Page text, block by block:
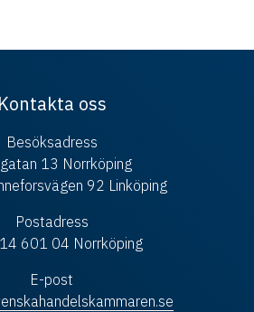
Kontakta oss
Besöksadress
13 Norrköping
92 Linköping
Postadress
601 04 Norrköping
E-post